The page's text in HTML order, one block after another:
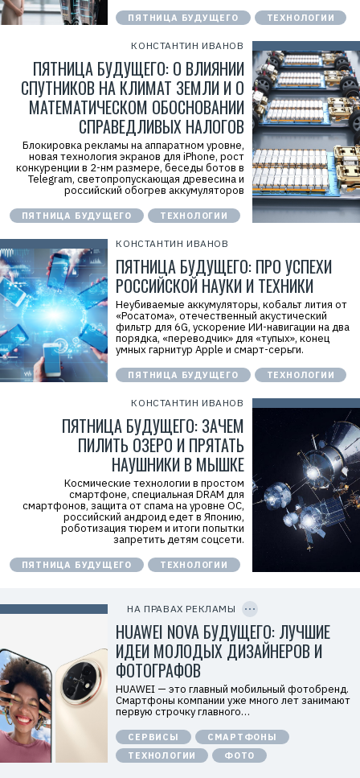
ПЯТНИЦА БУДУЩЕГО ТЕХНОЛОГИИ
КОНСТАНТИН ИВАНОВ
ПЯТНИЦА БУДУЩЕГО: О ВЛИЯНИИ
СПУТНИКОВ НА КЛИМАТ ЗЕМЛИ И О
МАТЕМАТИЧЕСКОМ ОБОСНОВАНИИ
СПРАВЕДЛИВЫХ НАЛОГОВ
Блокировка рекламы на аппаратном уровне,
новая технология экранов для iPhone, рост
конкуренции в 2-нм размере, беседы ботов в
Telegram, светопропускающая древесина и
российский обогрев аккумуляторов
ПЯТНИЦА БУДУЩЕГО ТЕХНОЛОГИИ
КОНСТАНТИН ИВАНОВ
ПЯТНИЦА БУДУЩЕГО: ПРО УСПЕХИ
РОССИЙСКОЙ НАУКИ И ТЕХНИКИ
Неубиваемые аккумуляторы, кобальт лития от
«Росатома», отечественный акустический
фильтр для 6G, ускорение ИИ-навигации на два
порядка, «переводчик» для «тупых», конец
умных гарнитур Apple и смарт-серьги.
ПЯТНИЦА БУДУЩЕГО ТЕХНОЛОГИИ
КОНСТАНТИН ИВАНОВ
ПЯТНИЦА БУДУЩЕГО: ЗАЧЕМ
ПИЛИТЬ ОЗЕРО И ПРЯТАТЬ
НАУШНИКИ В МЫШКЕ
Космические технологии в простом
смартфоне, специальная DRAM для
смартфонов, защита от спама на уровне ОС,
российский андроид едет в Японию,
роботизация тюрем и итоги попытки
запретить детям соцсети.
ПЯТНИЦА БУДУЩЕГО ТЕХНОЛОГИИ
НА ПРАВАХ РЕКЛАМЫ
Р
е
к
а
.
i
d
=
2
V
f
n
y
T
е
к
л
т
О
О
О
«
х
к
м
п
а
н
I
HUAWEI NOVA БУДУЩЕГО: ЛУЧШИЕ
ИДЕИ МОЛОДЫХ ДИЗАЙНЕРОВ И
ФОТОГРАФОВ
HUAWEI — это главный мобильный фотобренд.
Смартфоны компании уже много лет занимают
первую строчку главного…
СЕРВИСЫ
СМАРТФОНЫ
ТЕХНОЛОГИИ
ФОТО